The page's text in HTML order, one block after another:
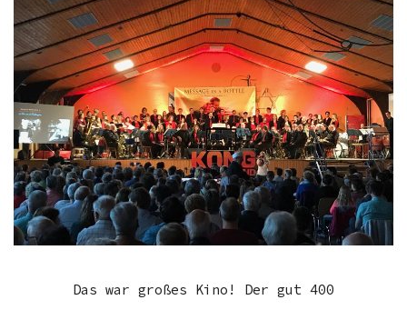
Das war großes Kino! Der gut 400